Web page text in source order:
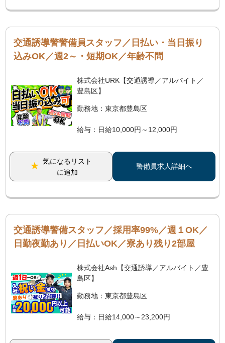
交通誘導警警備員スタッフ／日払い・当日振り
込みOK／週2～・短期OK／年齢不問
株式会社URK【交通誘導／アルバイト／
豊島区】
勤務地：東京都豊島区
給与：日給10,000円～12,000円
気になるリスト
に追加
警備員求人詳細へ
交通誘導警備スタッフ／採用率99%／週１OK／
日勤夜勤あり／日払いOK／寮あり残り2部屋
株式会社Ash【交通誘導／アルバイト／豊
島区】
勤務地：東京都豊島区
給与：日給14,000～23,200円